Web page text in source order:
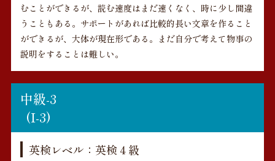
むことができるが、読む速度はまだ速くなく、時に少し間違
うこともある。サポートがあれば比較的長い文章を作ること
ができるが、大体が現在形である。まだ自分で考えて物事の
説明をすることは難しい。
中級-3
(I-3)
英検レベル：英検４級